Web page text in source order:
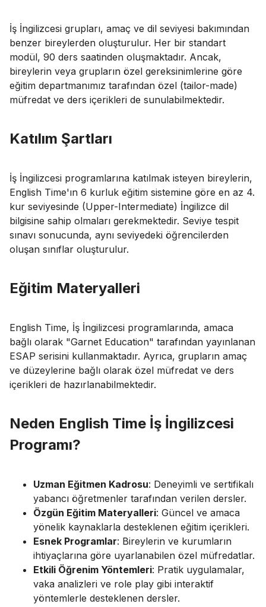
İş İngilizcesi grupları, amaç ve dil seviyesi bakımından
benzer bireylerden oluşturulur. Her bir standart
modül, 90 ders saatinden oluşmaktadır. Ancak,
bireylerin veya grupların özel gereksinimlerine göre
eğitim departmanımız tarafından özel (tailor-made)
müfredat ve ders içerikleri de sunulabilmektedir.
Katılım Şartları
İş İngilizcesi programlarına katılmak isteyen bireylerin,
English Time'ın 6 kurluk eğitim sistemine göre en az 4.
kur seviyesinde (Upper-Intermediate) İngilizce dil
bilgisine sahip olmaları gerekmektedir. Seviye tespit
sınavı sonucunda, aynı seviyedeki öğrencilerden
oluşan sınıflar oluşturulur.
Eğitim Materyalleri
English Time, İş İngilizcesi programlarında, amaca
bağlı olarak "Garnet Education" tarafından yayınlanan
ESAP serisini kullanmaktadır. Ayrıca, grupların amaç
ve düzeylerine bağlı olarak özel müfredat ve ders
içerikleri de hazırlanabilmektedir.
Neden English Time İş İngilizcesi
Programı?
Uzman Eğitmen Kadrosu: Deneyimli ve sertifikalı
yabancı öğretmenler tarafından verilen dersler.
Özgün Eğitim Materyalleri: Güncel ve amaca
yönelik kaynaklarla desteklenen eğitim içerikleri.
Esnek Programlar: Bireylerin ve kurumların
ihtiyaçlarına göre uyarlanabilen özel müfredatlar.
Etkili Öğrenim Yöntemleri: Pratik uygulamalar,
vaka analizleri ve role play gibi interaktif
yöntemlerle desteklenen dersler.